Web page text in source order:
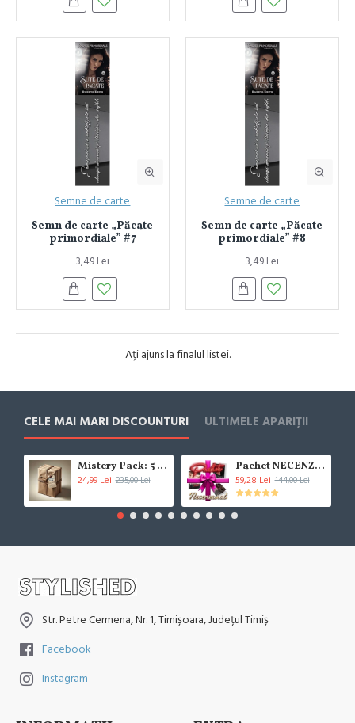
Semne de carte
Semn de carte „Păcate
primordiale” #7
3,49 Lei
Semne de carte
Semn de carte „Păcate
primordiale” #8
3,49 Lei
Ați ajuns la finalul listei.
CELE MAI MARI DISCOUNTURI ULTIMELE APARIȚII
Mistery Pack: 5 Cărți (***!!!BESTSELLER!!!***)
24,99 Lei 235,00 Lei
Pachet NECENZURAT
59,28 Lei 144,00 Lei
Str. Petre Cermena, Nr. 1, Timișoara, Județul Timiș
Facebook
Instagram